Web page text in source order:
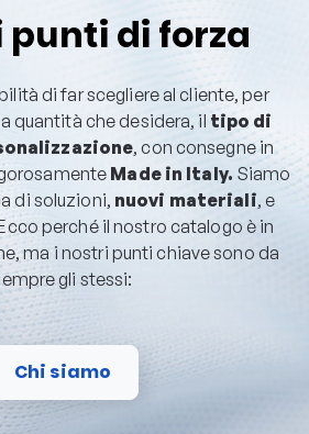
punti di forza
di far scegliere al cliente, per
quantità che desidera, iltipo di
, con consegne in
Made in Italy. Siamo
di soluzioni, nuovi materiali, e
perché il nostro catalogo è in
ma i nostri punti chiave sono da
gli stessi:
Chi siamo